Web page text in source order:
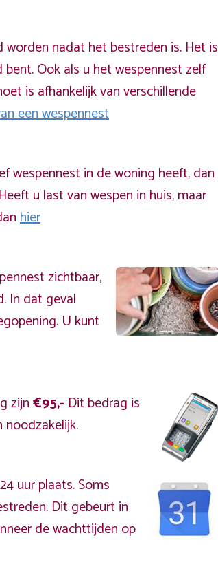
nadat het bestreden is. Het is
Ook als u het wespennest zelf
is afhankelijk van verschillende
een wespennest
wespennest in de woning heeft, dan
u last van wespen in huis, maar
hier
zichtbaar,
In dat geval
U kunt
zijn€95,- Dit bedrag is
noodzakelijk.
uur plaats. Soms
Dit gebeurt in
de wachttijden op